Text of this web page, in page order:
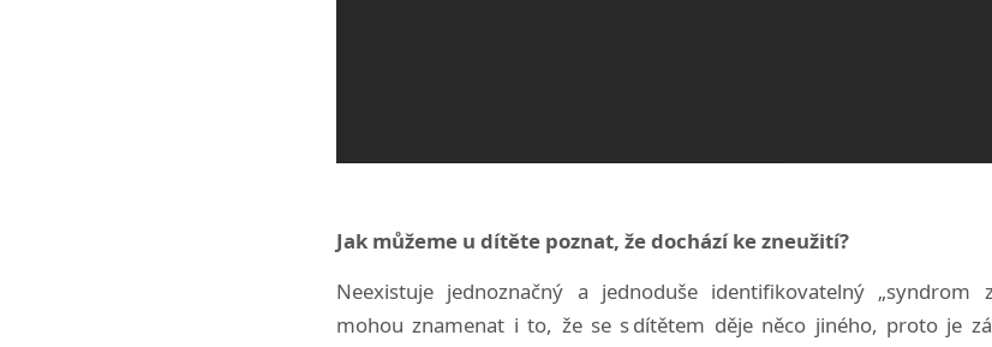
Jak můžeme u dítěte poznat, že dochází ke zneužití?
Neexistuje jednoznačný a jednoduše identifikovatelný „syndrom
mohou znamenat i to, že se s dítětem děje něco jiného, proto je